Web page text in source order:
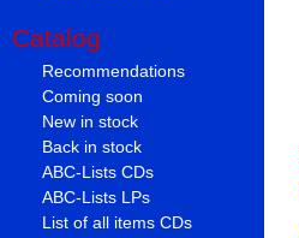
Catalog
Recommendations
Coming soon
New in stock
Back in stock
ABC-Lists CDs
ABC-Lists LPs
List of all items CDs